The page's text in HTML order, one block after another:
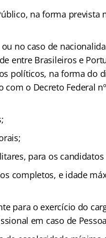
na forma prevista
no caso de
entre Brasileiros e
políticos, na forma do
o Decreto Federal
para os
completos, e idade
para o exercício do
em caso de